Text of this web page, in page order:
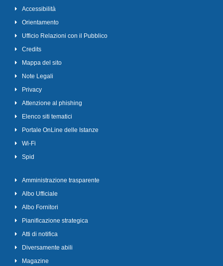
Accessibilità
Orientamento
Ufficio Relazioni con il Pubblico
Credits
Mappa del sito
Note Legali
Privacy
Attenzione al phishing
Elenco siti tematici
Portale OnLine delle Istanze
Wi-Fi
Spid
Amministrazione trasparente
Albo Ufficiale
Albo Fornitori
Pianificazione strategica
Atti di notifica
Diversamente abili
Magazine